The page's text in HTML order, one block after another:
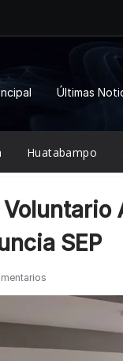
Últimas
Huatabampo
SEP